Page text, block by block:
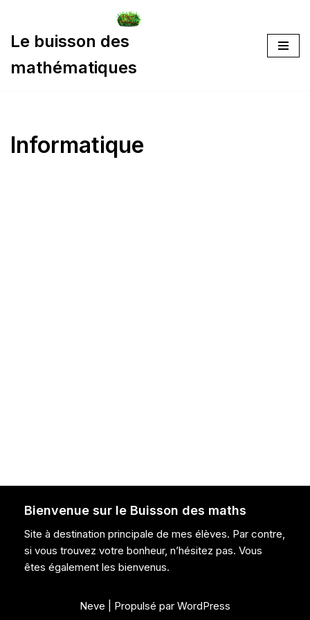
Aller
contenu
Le buisson des
mathématiques
Informatique
Bienvenue sur le Buisson des maths
Site à destination principale de mes élèves. Par contre,
si vous trouvez votre bonheur, n’hésitez pas. Vous
êtes également les bienvenus.
Neve | Propulsé par WordPress